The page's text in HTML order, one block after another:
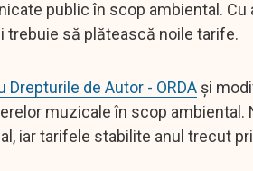
public în scop ambiental. Cu
să plătească noile tarife.
Drepturile de Autor - ORDA și
muzicale în scop ambiental.
iar tarifele stabilite anul trecut